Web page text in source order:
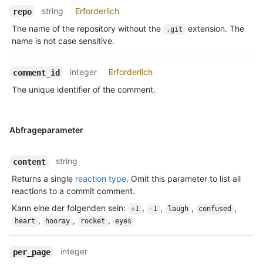
repo string
Erforderlich
The name of the repository without the
.git
extension. The
name is not case sensitive.
comment_id integer
Erforderlich
The unique identifier of the comment.
Abfrageparameter
content
string
Returns a single reaction type. Omit this parameter to list all
reactions to a commit comment.
Kann eine der folgenden sein: +1 , -1 , laugh , confused ,
heart , hooray , rocket , eyes
per_page
integer